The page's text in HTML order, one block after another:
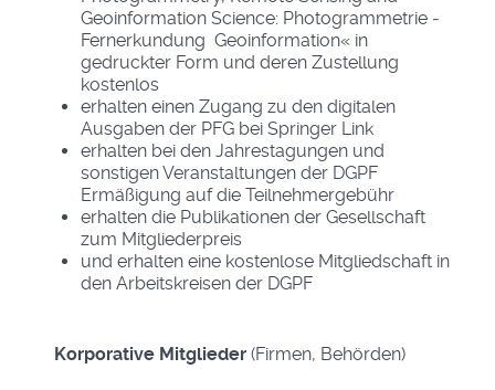
Geoinformation Science: Photogrammetrie ­
Fernerkundung ­ Geoinformation« in
gedruckter Form und deren Zustellung
kostenlos
erhalten einen Zugang zu den digitalen
Ausgaben der PFG bei Springer Link
erhalten bei den Jahrestagungen und
sonstigen Veranstaltungen der DGPF
Ermäßigung auf die Teilnehmergebühr
erhalten die Publikationen der Gesellschaft
zum Mitgliederpreis
und erhalten eine kostenlose Mitgliedschaft in
den Arbeitskreisen der DGPF
Korporative Mitglieder (Firmen, Behörden)